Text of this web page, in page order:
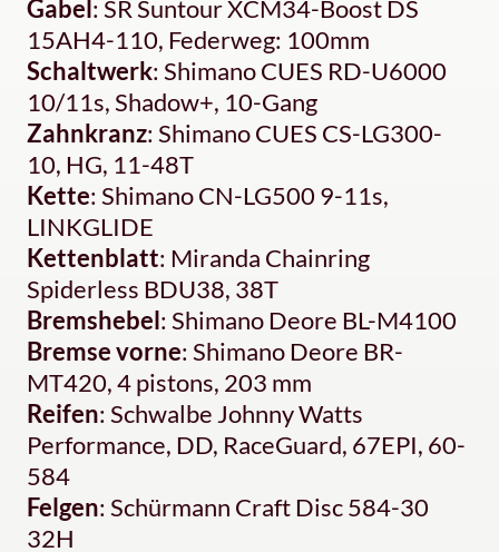
Gabel: SR Suntour XCM34-Boost DS
15AH4-110, Federweg: 100mm
Schaltwerk: Shimano CUES RD-U6000
10/11s, Shadow+, 10-Gang
Zahnkranz: Shimano CUES CS-LG300-
10, HG, 11-48T
Kette: Shimano CN-LG500 9-11s,
LINKGLIDE
Kettenblatt: Miranda Chainring
Spiderless BDU38, 38T
Bremshebel: Shimano Deore BL-M4100
Bremse vorne: Shimano Deore BR-
MT420, 4 pistons, 203 mm
Reifen: Schwalbe Johnny Watts
Performance, DD, RaceGuard, 67EPI, 60-
584
Felgen: Schürmann Craft Disc 584-30
32H